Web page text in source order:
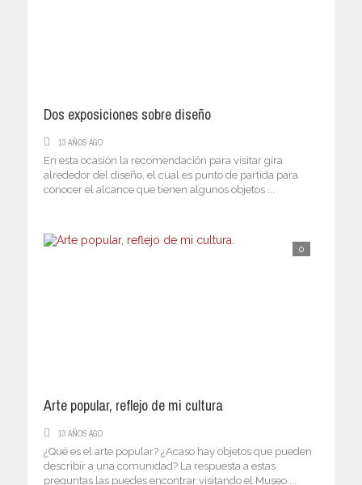
Dos exposiciones sobre diseño
13 AÑOS AGO
En esta ocasión la recomendación para visitar gira
alrededor del diseño, el cual es punto de partida para
conocer el alcance que tienen algunos objetos ...
0
Arte popular, reflejo de mi cultura
13 AÑOS AGO
¿Qué es el arte popular? ¿Acaso hay objetos que pueden
describir a una comunidad? La respuesta a estas
preguntas las puedes encontrar visitando el Museo ...